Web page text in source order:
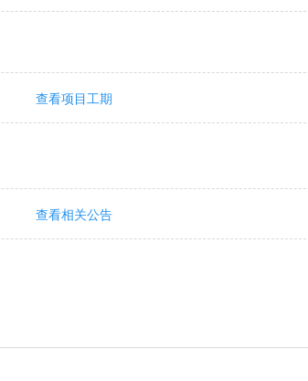
查看项目工期
查看相关公告